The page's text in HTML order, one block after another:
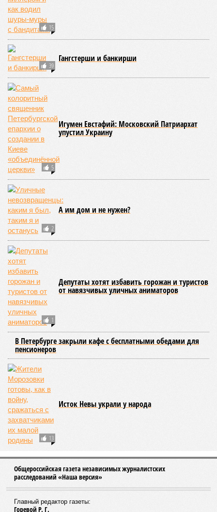
15
39
Гангстерши и банкирши
5
Игумен Евстафий: Московский Патриархат
упустил Украину
2
А им дом и не нужен?
1
Депутаты хотят избавить горожан и туристов
от навязчивых уличных аниматоров
В Петербурге закрыли кафе с бесплатными обедами для
пенсионеров
13
Исток Невы украли у народа
Общероссийская газета независимых журналистских
расследований «Наша версия»
Главный редактор газеты:
Горевой Р. Г.